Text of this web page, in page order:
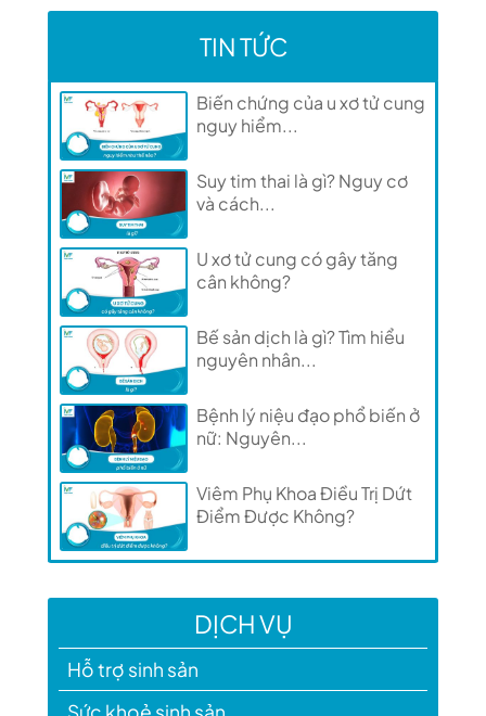
TIN TỨC
Biến chứng của u xơ tử cung
nguy hiểm...
Suy tim thai là gì? Nguy cơ
và cách...
U xơ tử cung có gây tăng
cân không?
Bế sản dịch là gì? Tìm hiểu
nguyên nhân...
Bệnh lý niệu đạo phổ biến ở
nữ: Nguyên...
Viêm Phụ Khoa Điều Trị Dứt
Điểm Được Không?
DỊCH VỤ
Hỗ trợ sinh sản